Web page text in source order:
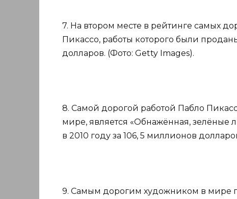
7. На втором месте в рейтинге самых
Пикассо, работы которого были
долларов. (Фото: Getty Images).
8. Самой дорогой работой Пабло
мире, является «Обнажённая, зелёные
в 2010 году за 106, 5 миллионов
9. Самым дорогим художником в мире